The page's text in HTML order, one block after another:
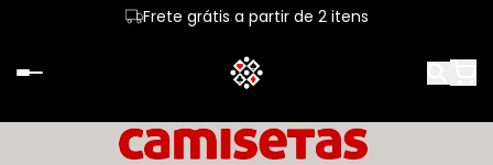
Frete grátis a partir de 2 itens